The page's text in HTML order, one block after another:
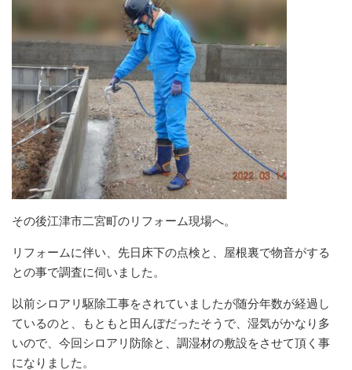
その後江津市二宮町のリフォーム現場へ。
リフォームに伴い、先日床下の点検と、屋根裏で物音がする
との事で調査に伺いました。
以前シロアリ駆除工事をされていましたが随分年数が経過し
ているのと、もともと田んぼだったそうで、湿気がかなり多
いので、今回シロアリ防除と、調湿材の敷設をさせて頂く事
になりました。